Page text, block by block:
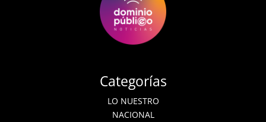
Categorías
LO NUESTRO
NACIONAL